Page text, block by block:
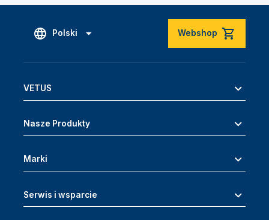
Polski Webshop
VETUS
Nasze Produkty
Marki
Serwis i wsparcie